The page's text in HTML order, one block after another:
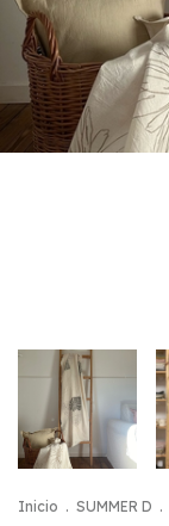
Inicio . SUMMER D .